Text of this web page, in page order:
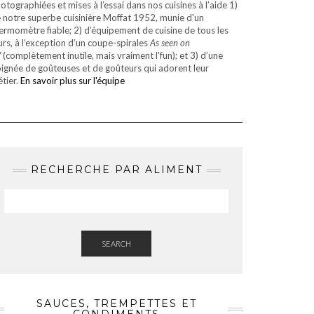
et mises à l’essai dans nos cuisines à l’aide 1)
notre superbe cuisinière Moffat 1952, munie d'un
fiable; 2) d’équipement de cuisine de tous les
à l’exception d’un coupe-spiralesAs seen on
(complètement inutile, mais vraiment l'fun); et 3) d’une
de goûteuses et de goûteurs qui adorent leur
En savoir plus sur l'équipe
RECHERCHE PAR ALIMENT
SEARCH
SAUCES, TREMPETTES ET